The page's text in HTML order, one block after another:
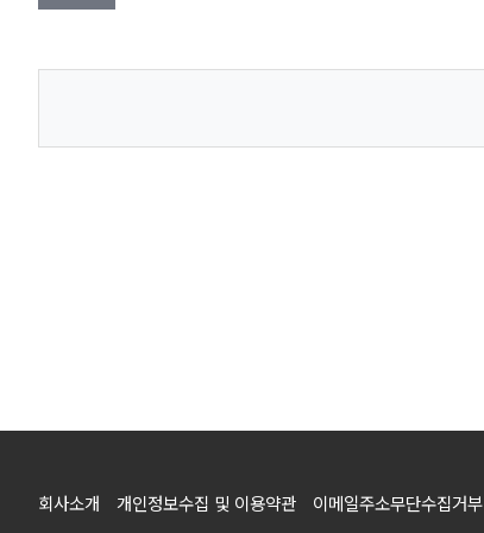
회사소개 개인정보수집 및 이용약관 이메일주소무단수집거부